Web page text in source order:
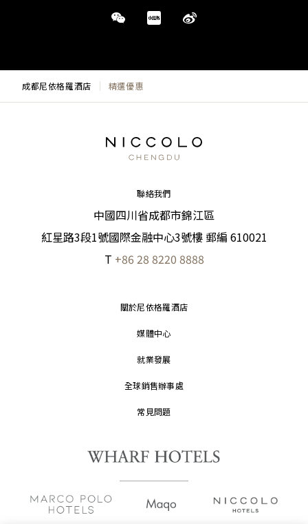
成都尼依格羅酒店 精選優惠
聯絡我們
中國四川省成都市錦江區
紅星路3段1號國際金融中心3號樓 郵編 610021
T +86 28 8220 8888
關於尼依格羅酒店
媒體中心
就業發展
全球銷售辦事處
常見問題